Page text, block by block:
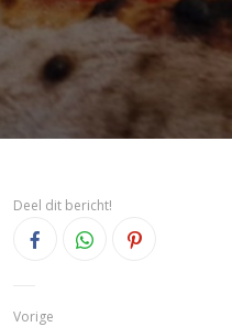
Deel dit bericht!
Vorige